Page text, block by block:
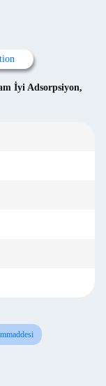
İyi Adsorpsiyon,